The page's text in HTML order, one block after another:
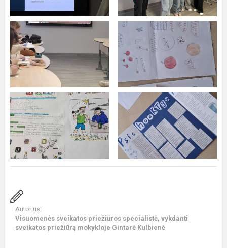
Autorius:
Visuomenės sveikatos priežiūros specialistė, vykdanti
sveikatos priežiūrą mokykloje Gintarė Kulbienė